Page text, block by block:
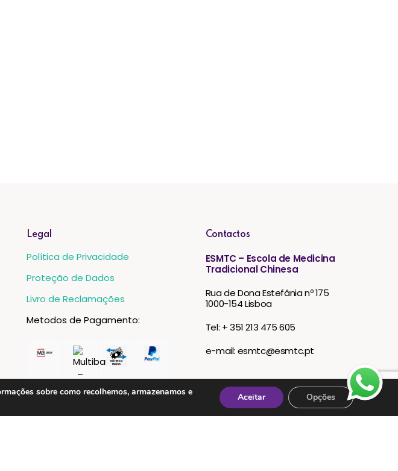
Legal
Política de Privacidade
Proteção de Dados
Livro de Reclamações
Metodos de Pagamento:
Contactos
ESMTC – Escola de Medicina
Tradicional Chinesa
Rua de Dona Estefânia nº 175
1000-154 Lisboa
Tel: + 351 213 475 605
e-mail: esmtc@esmtc.pt
sobre como recolhemos, armazenamos e
Aceitar Opções